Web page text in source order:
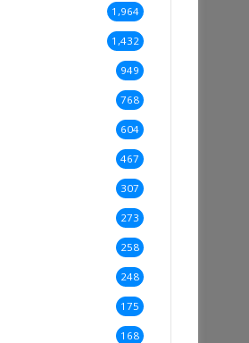
1,964
1,432
949
768
604
467
307
273
258
248
175
168